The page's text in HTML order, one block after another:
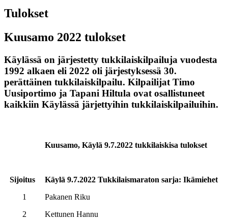
Tulokset
Kuusamo 2022 tulokset
Käylässä on järjestetty tukkilaiskilpailuja vuodesta
1992 alkaen eli 2022 oli järjestyksessä 30.
perättäinen tukkilaiskilpailu. Kilpailijat Timo
Uusiportimo ja Tapani Hiltula ovat osallistuneet
kaikkiin Käylässä järjettyihin tukkilaiskilpailuihin.
Kuusamo, Käylä 9.7.2022 tukkilaiskisa tulokset
Sijoitus
Käylä 9.7.2022 Tukkilaismaraton sarja:
1
Pakanen Riku
2
Kettunen Hannu